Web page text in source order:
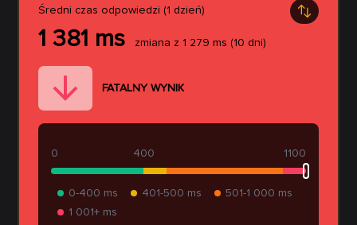
Średni czas odpowiedzi (1 dzień)
1 381 ms zmiana z 1 279 ms (10 dni)
FATALNY WYNIK
400
0 1100
0-400 ms 401-500 ms
501-1 000 ms
1 001+ ms